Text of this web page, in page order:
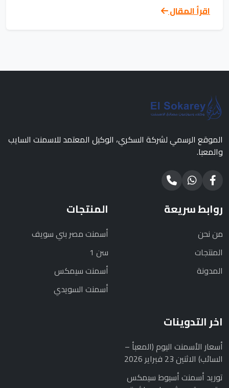
اقرأ المقال
الموقع الرسمي لشركة السكري، الوكيل المعتمد للاسمنت السايب
والمعبا.
روابط سريعة
من نحن
المنتجات
المدونة
المنتجات
أسمنت مصر بني سويف
سن 1
أسمنت سيمكس
أسمنت السويدي
اخر التدوينات
أسعار الأسمنت اليوم (المعبأ –
السائب) الاثنين 23 فبراير 2026
توريد أسمنت أسيوط سيمكس